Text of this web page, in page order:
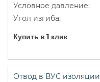
Купить в 1 клик
Отвод в ВУС изоляции